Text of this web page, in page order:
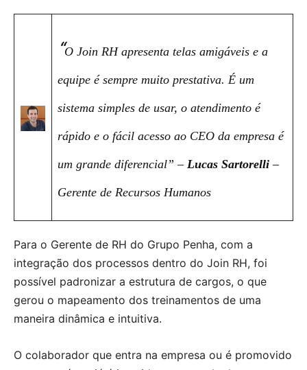
“O Join RH apresenta telas amigáveis e a
equipe é sempre muito prestativa. É um
sistema simples de usar, o atendimento é
rápido e o fácil acesso ao CEO da empresa é
um grande diferencial” – Lucas Sartorelli –
Gerente de Recursos Humanos
Para o Gerente de RH do Grupo Penha, com a
integração dos processos dentro do Join RH, foi
possível padronizar a estrutura de cargos, o que
gerou o mapeamento dos treinamentos de uma
maneira dinâmica e intuitiva.
O colaborador que entra na empresa ou é promovido